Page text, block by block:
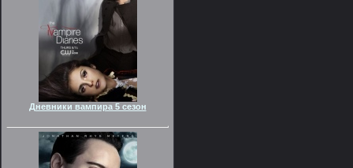
Дневники вампира 5 сезон